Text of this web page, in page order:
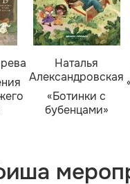
Наталья
Александровская
«Ботинки с
бубенцами»